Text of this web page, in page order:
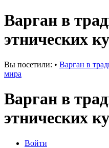
Варган в
этнических
Вы посетили: • Варган в
мира
Варган в
этнических
Войти